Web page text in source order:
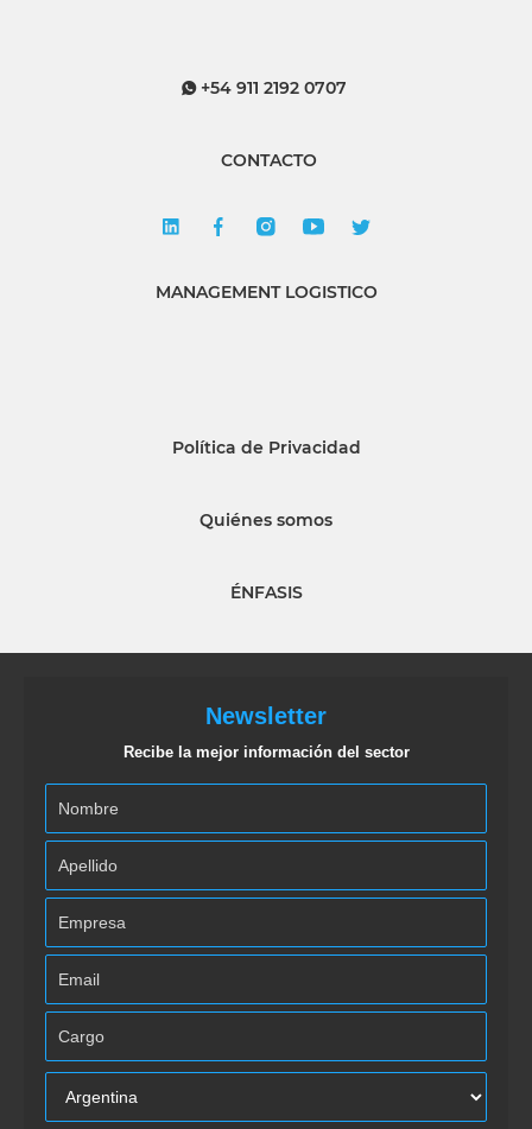
+54 911 2192 0707
CONTACTO
MANAGEMENT LOGISTICO
Política de Privacidad
Quiénes somos
ÉNFASIS
Newsletter
Recibe la mejor información del sector